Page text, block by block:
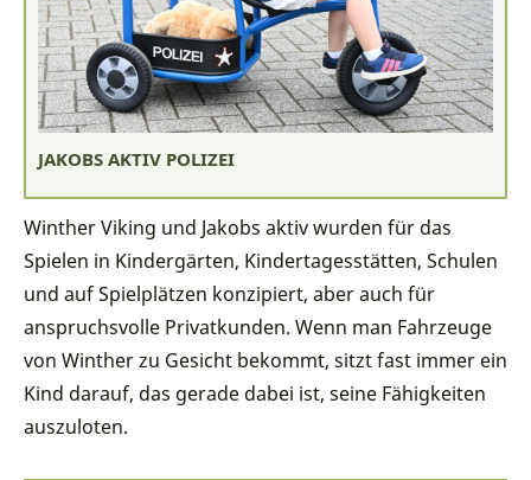
JAKOBS AKTIV POLIZEI
Winther Viking und Jakobs aktiv wurden für das
Spielen in Kindergärten, Kindertagesstätten, Schulen
und auf Spielplätzen konzipiert, aber auch für
anspruchsvolle Privatkunden. Wenn man Fahrzeuge
von Winther zu Gesicht bekommt, sitzt fast immer ein
Kind darauf, das gerade dabei ist, seine Fähigkeiten
auszuloten.